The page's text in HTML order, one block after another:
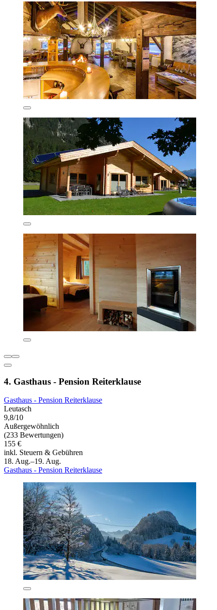
4. Gasthaus - Pension Reiterklause
Gasthaus - Pension Reiterklause
Leutasch
9,8/10
Außergewöhnlich
(233 Bewertungen)
155 €
inkl. Steuern & Gebühren
18. Aug.–19. Aug.
Gasthaus - Pension Reiterklause